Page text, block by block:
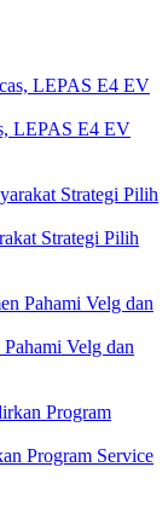
LEPAS E4 EV
Strategi Pilih
Velg dan
Program Service